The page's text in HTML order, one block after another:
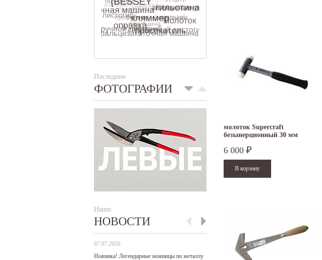
Последние
ФОТОГРАФИИ
Наши
НОВОСТИ
07.07.2026
Новинка! Легендарные ножницы по металлу
29.12.2025
Режим работы офисов в новогодние
молоток Supercraft
безынерционный 30 мм
6 000 ₽